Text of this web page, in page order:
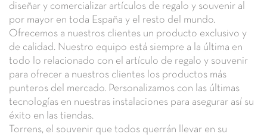
diseñar y comercializar artículos de regalo y souvenir al
por mayor en toda España y el resto del mundo.
Ofrecemos a nuestros clientes un producto exclusivo y
de calidad. Nuestro equipo está siempre a la última en
todo lo relacionado con el artículo de regalo y souvenir
para ofrecer a nuestros clientes los productos más
punteros del mercado. Personalizamos con las últimas
tecnologías en nuestras instalaciones para asegurar así su
éxito en las tiendas.
Torrens, el souvenir que todos querrán llevar en su